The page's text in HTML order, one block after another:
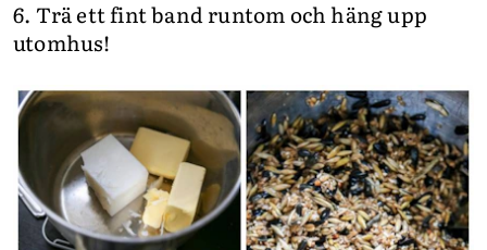
6. Trä ett fint band runtom och häng upp
utomhus!